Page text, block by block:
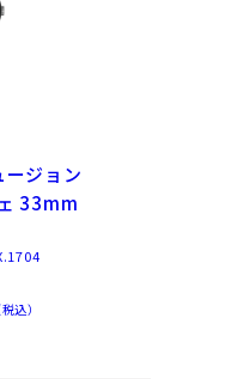
ジョン
33mm
税込）